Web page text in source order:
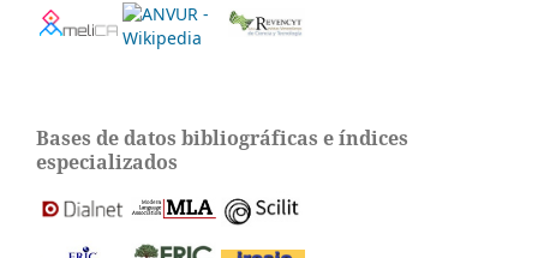
Bases de datos bibliográficas e índices
especializados